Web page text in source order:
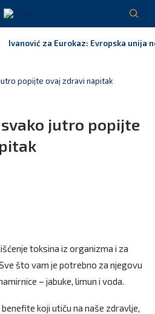
Spajić: Snažno podržavamo domaće
popijte ovaj zdravi napitak
jutro popijte
toksina iz organizma i za
što vam je potrebno za njegovu
– jabuke, limun i voda.
koji utiču na naše zdravlje,